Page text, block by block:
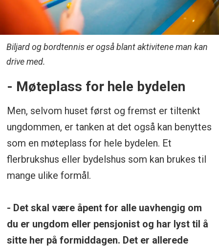
Biljard og bordtennis er også blant aktivitene man kan
drive med.
- Møteplass for hele bydelen
Men, selvom huset først og fremst er tiltenkt
ungdommen, er tanken at det også kan benyttes
som en møteplass for hele bydelen. Et
flerbrukshus eller bydelshus som kan brukes til
mange ulike formål.
- Det skal være åpent for alle uavhengig om
du er ungdom eller pensjonist og har lyst til å
sitte her på formiddagen. Det er allerede